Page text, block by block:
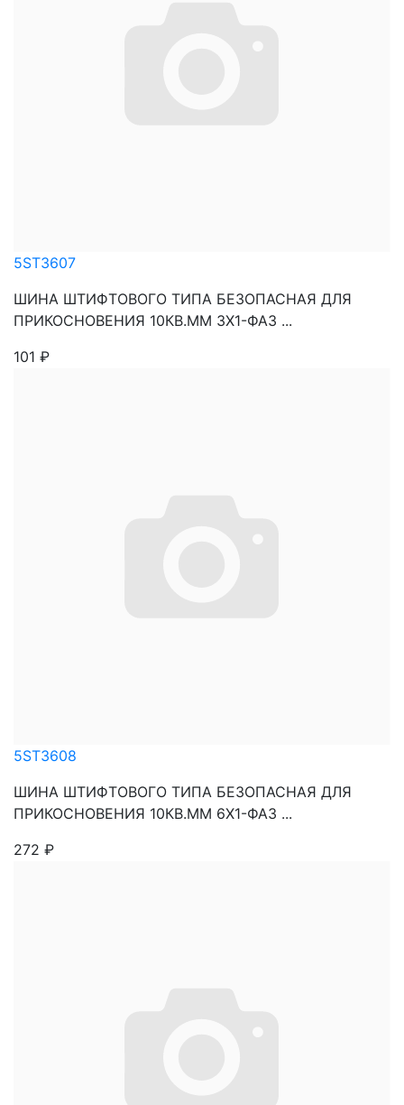
5ST3607
ШИНА ШТИФТОВОГО ТИПА БЕЗОПАСНАЯ ДЛЯ
ПРИКОСНОВЕНИЯ 10КВ.ММ 3Х1-ФАЗ ...
101 ₽
5ST3608
ШИНА ШТИФТОВОГО ТИПА БЕЗОПАСНАЯ ДЛЯ
ПРИКОСНОВЕНИЯ 10КВ.ММ 6Х1-ФАЗ ...
272 ₽